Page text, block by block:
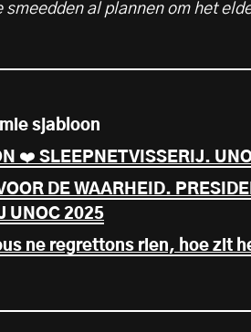
smeedden al plannen om het
sjabloon
❤️ SLEEPNETVISSERIJ.
DE WAARHEID.
UNOC 2025
ne regrettons rien, hoe zit